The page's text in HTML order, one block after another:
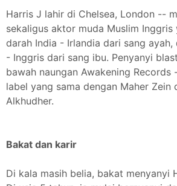
Harris J lahir di Chelsea, London --
sekaligus aktor muda Muslim Inggris
darah India - Irlandia dari sang ayah,
- Inggris dari sang ibu. Penyanyi
bawah naungan Awakening Records
label yang sama dengan Maher Zein
Alkhudher.
Bakat dan karir
Di kala masih belia, bakat menyanyi